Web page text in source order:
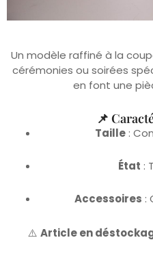
Un modèle raffiné à la
cérémonies ou soirées
en font une
📌
Taille :
État :
Accessoires :
⚠️ Article en